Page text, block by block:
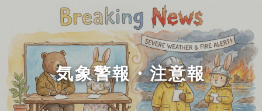
気象警報・注意報